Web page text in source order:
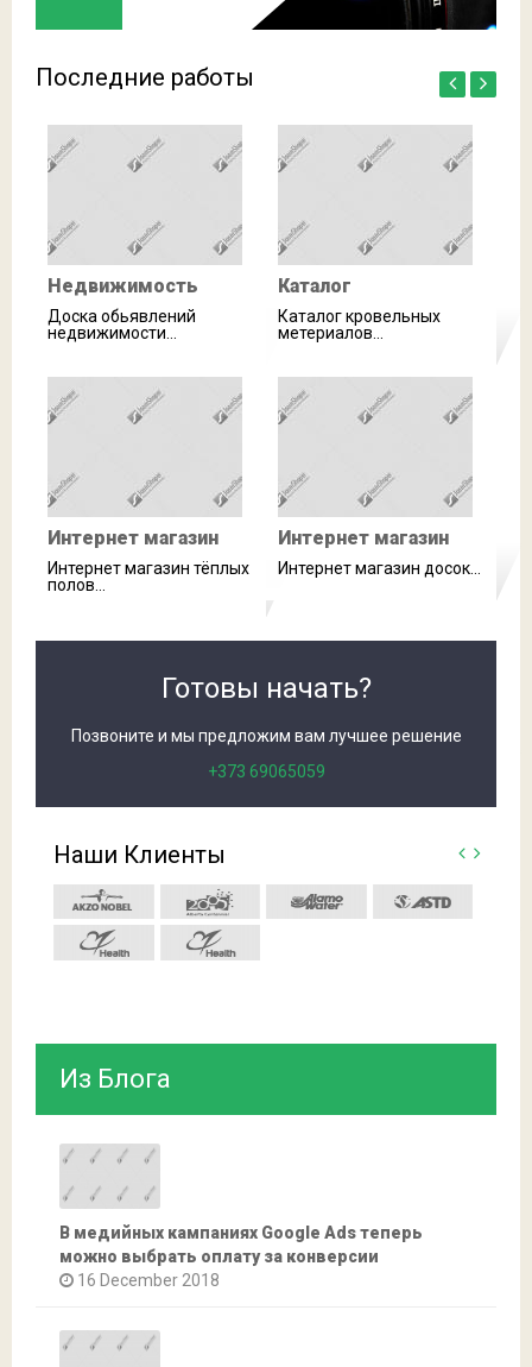
Последние работы
Недвижимость
Доска обьявлений
недвижимости...
Каталог
Каталог кровельных
метериалов...
Интернет магазин
Интернет магазин тёплых
полов...
Интернет магазин
Интернет магазин досок...
Готовы начать?
Позвоните и мы предложим вам лучшее решение
+373 69065059
Наши Клиенты
Из Блога
В медийных кампаниях Google Ads теперь
можно выбрать оплату за конверсии
16 December 2018